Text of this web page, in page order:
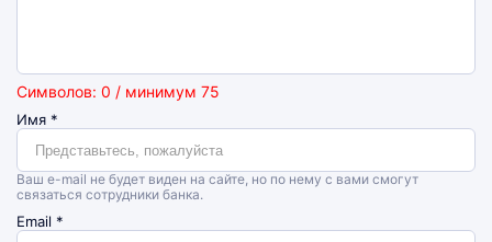
Символов: 0 / минимум 75
Имя *
Ваш e-mail не будет виден на сайте, но по нему с вами смогут
связаться сотрудники банка.
Email *